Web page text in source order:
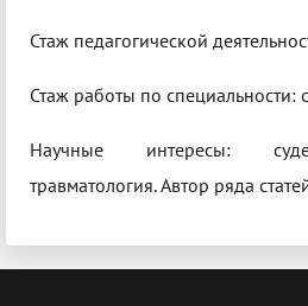
Стаж педагогической
Стаж работы по специальности:
Научные интересы:
травматология. Автор ряда